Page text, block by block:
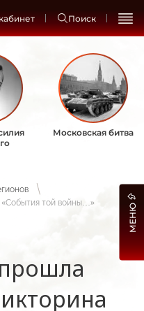
Поиск
Московская битва
«События той войны…»
МЕНЮ